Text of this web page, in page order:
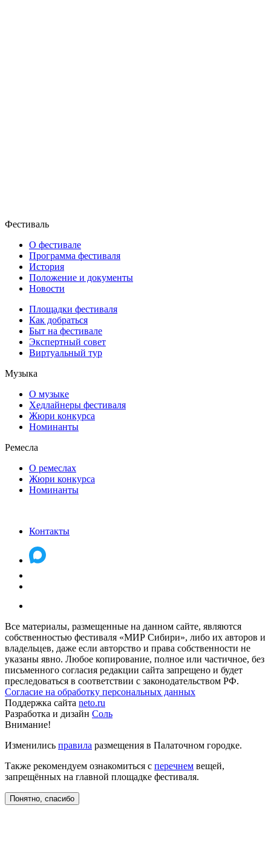
Фестиваль
О фестивале
Программа фестиваля
История
Положение и документы
Новости
Площадки фестиваля
Как добраться
Быт на фестивале
Экспертный совет
Виртуальный тур
Музыка
О музыке
Хедлайнеры фестиваля
Жюри конкурса
Номинанты
Ремесла
О ремеслах
Жюри конкурса
Номинанты
Контакты
Все материалы, размещенные на данном сайте, являются
собственностью фестиваля «МИР Сибири», либо их авторов и
владельцев, даже если авторство и права собственности не
указаны явно. Любое копирование, полное или частичное, без
письменного согласия редакции сайта запрещено и будет
преследоваться в соответствии с законодательством РФ.
Согласие на обработку персональных данных
Поддержка сайта neto.ru
Разработка и дизайн Соль
Внимание!
Изменились правила размещения в Палаточном городке.
Также рекомендуем ознакомиться с перечнем вещей,
запрещённых на главной площадке фестиваля.
Понятно, спасибо